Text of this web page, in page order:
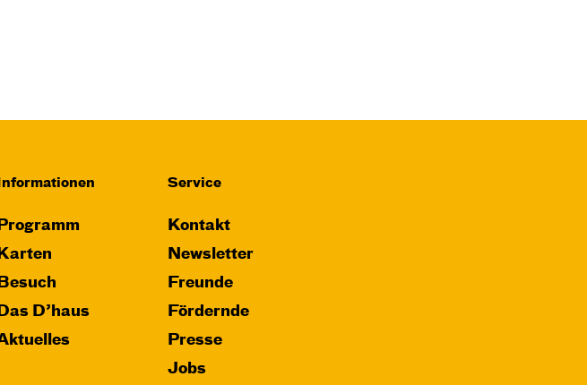
Informationen
Programm
Karten
Besuch
Das D’haus
Service
Kontakt
Newsletter
Freunde
Fördernde
Presse
Jobs